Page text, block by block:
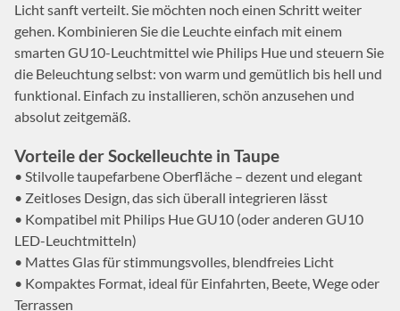
Licht sanft verteilt. Sie möchten noch einen Schritt weiter
gehen. Kombinieren Sie die Leuchte einfach mit einem
smarten GU10-Leuchtmittel wie Philips Hue und steuern Sie
die Beleuchtung selbst: von warm und gemütlich bis hell und
funktional. Einfach zu installieren, schön anzusehen und
absolut zeitgemäß.
Vorteile der Sockelleuchte in Taupe
• Stilvolle taupefarbene Oberfläche – dezent und elegant
• Zeitloses Design, das sich überall integrieren lässt
• Kompatibel mit Philips Hue GU10 (oder anderen GU10
LED-Leuchtmitteln)
• Mattes Glas für stimmungsvolles, blendfreies Licht
• Kompaktes Format, ideal für Einfahrten, Beete, Wege oder
Terrassen